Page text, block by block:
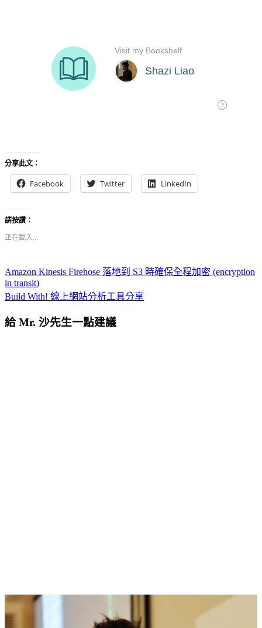
分享此文：
Facebook Twitter LinkedIn
請按讚：
正在載入...
Amazon Kinesis Firehose 落地到 S3 時確保全程加密 (encryption
in transit)
Build With! 線上網站分析工具分享
給 Mr. 沙先生一點建議